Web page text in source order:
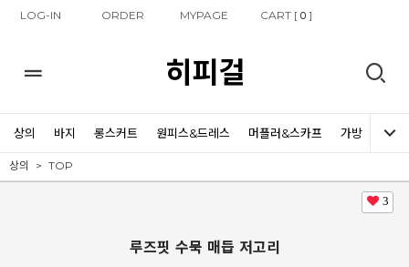
LOG-IN ORDER MYPAGE CART [0 ]
히피걸
상의 바지 롱스커트 원피스&드레스 머플러&스카프 가방 신발
상의 TOP
3
루즈핏 수묵 매듭 저고리